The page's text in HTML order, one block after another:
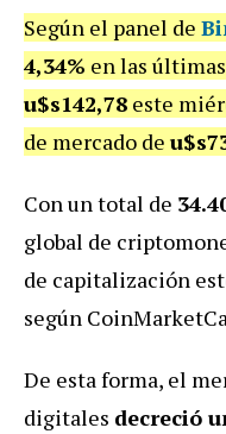
Según el panel de
4,34% en las
u$s142,78 este
de mercado de
Con un total de
global de
de capitalización
según
De esta forma, el
digitales decreció